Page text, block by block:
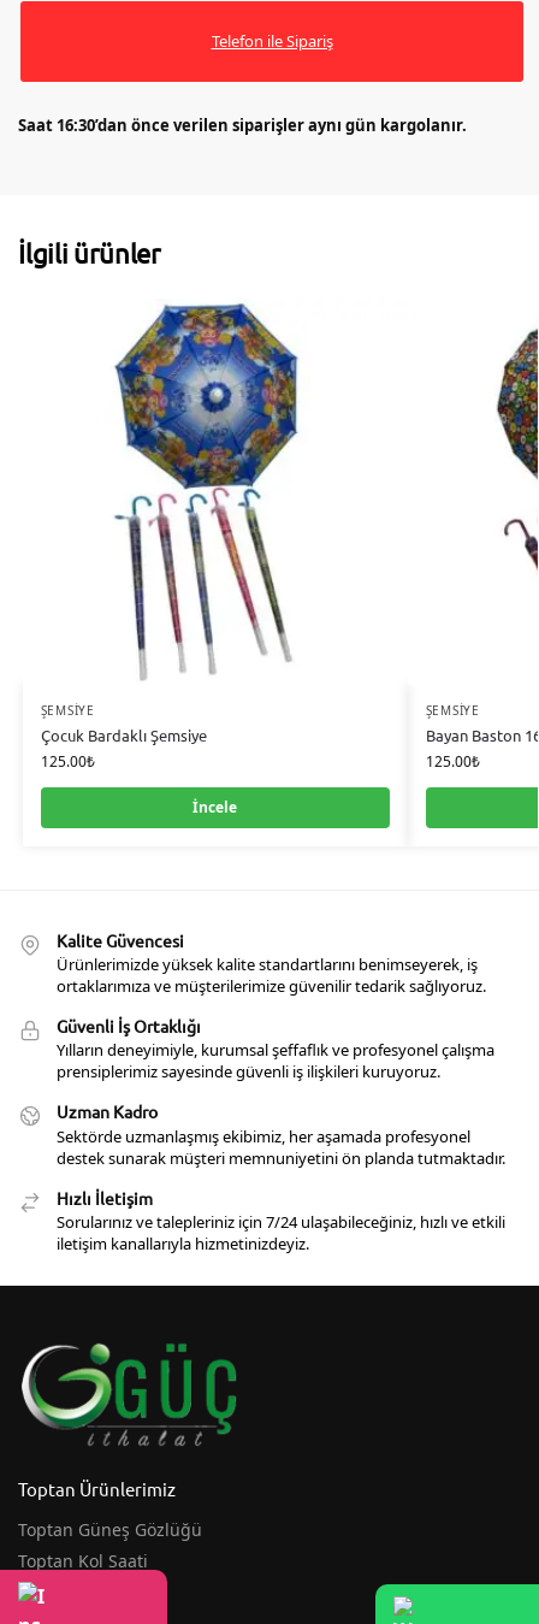
Telefon ile Sipariş
Saat 16:30’dan önce verilen siparişler aynı gün kargolanır.
İlgili ürünler
ŞEMSIYE
Çocuk Bardaklı Şemsiye
125.00₺
İncele
ŞEMSIYE
Bayan Baston
125.00₺
Kalite Güvencesi
Ürünlerimizde yüksek kalite standartlarını benimseyerek, iş
ortaklarımıza ve müşterilerimize güvenilir tedarik sağlıyoruz.
Güvenli İş Ortaklığı
Yılların deneyimiyle, kurumsal şeffaflık ve profesyonel çalışma
prensiplerimiz sayesinde güvenli iş ilişkileri kuruyoruz.
Uzman Kadro
Sektörde uzmanlaşmış ekibimiz, her aşamada profesyonel
destek sunarak müşteri memnuniyetini ön planda tutmaktadır.
Hızlı İletişim
Sorularınız ve talepleriniz için 7/24 ulaşabileceğiniz, hızlı ve etkili
iletişim kanallarıyla hizmetinizdeyiz.
Toptan Ürünlerimiz
Toptan Güneş Gözlüğü
Toptan Kol Saati
Toptan Şemsiye